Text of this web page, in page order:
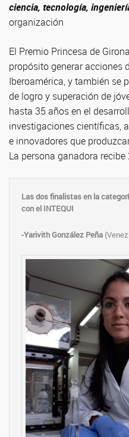
ciencia, tecnología,
organización
El Premio Princesa de
propósito generar acciones
Iberoamérica, y también se
de logro y superación de
hasta 35 años en el
investigaciones científicas,
e innovadores que
La persona ganadora
Las dos finalistas en la
con el INTEQUI
-Yarivith González Peña